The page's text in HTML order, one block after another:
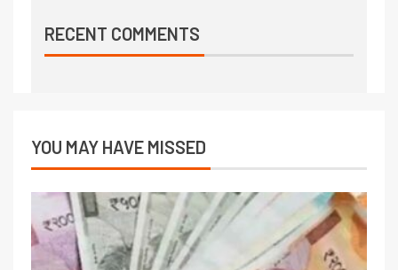
RECENT COMMENTS
YOU MAY HAVE MISSED